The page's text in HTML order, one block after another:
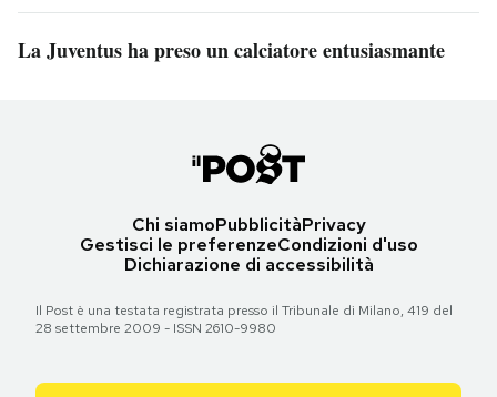
La Juventus ha preso un calciatore entusiasmante
Chi siamoPubblicitàPrivacy
Gestisci le preferenzeCondizioni d'uso
Dichiarazione di accessibilità
Il Post è una testata registrata presso il Tribunale di Milano, 419 del
28 settembre 2009 - ISSN 2610-9980